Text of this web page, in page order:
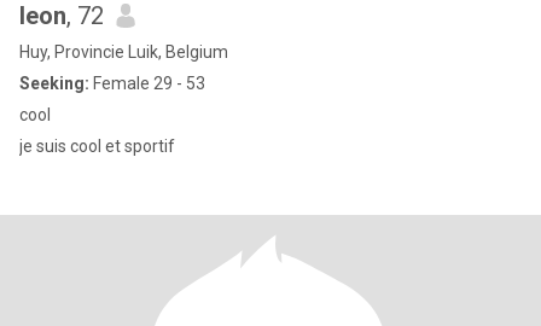
leon, 72
Huy, Provincie Luik, Belgium
Seeking: Female 29 - 53
cool
je suis cool et sportif